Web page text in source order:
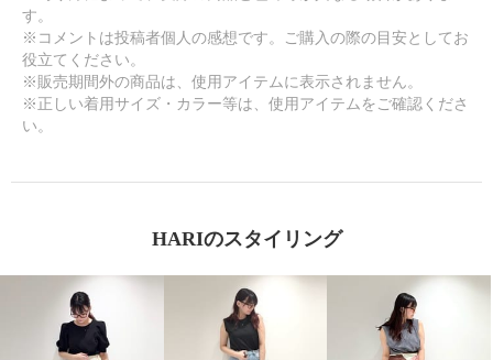
す。
※コメントは投稿者個人の感想です。ご購入の際の目安としてお
役立てください。
※販売期間外の商品は、使用アイテムに表示されません。
※正しい着用サイズ・カラー等は、使用アイテムをご確認くださ
い。
HARIのスタイリング